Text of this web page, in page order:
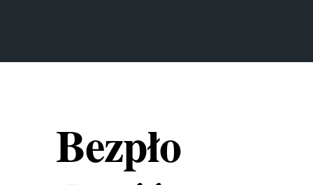
Bezpło